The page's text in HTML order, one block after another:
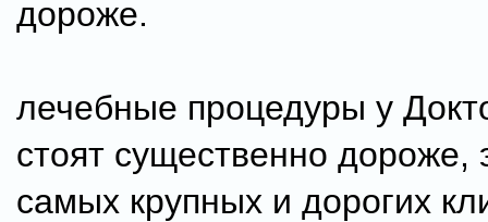
дороже.
лечебные процедуры у
стоят существенно дороже,
самых крупных и дорогих